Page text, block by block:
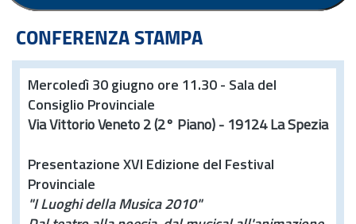
CONFERENZA STAMPA
Mercoledì 30 giugno ore 11.30 - Sala del
Consiglio Provinciale
Via Vittorio Veneto 2 (2° Piano) - 19124 La Spezia
Presentazione XVI Edizione del Festival
Provinciale
"I Luoghi della Musica 2010"